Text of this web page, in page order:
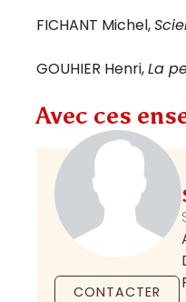
FICHANT Michel,
GOUHIER Henri,La
Avec ces
CONTACTER